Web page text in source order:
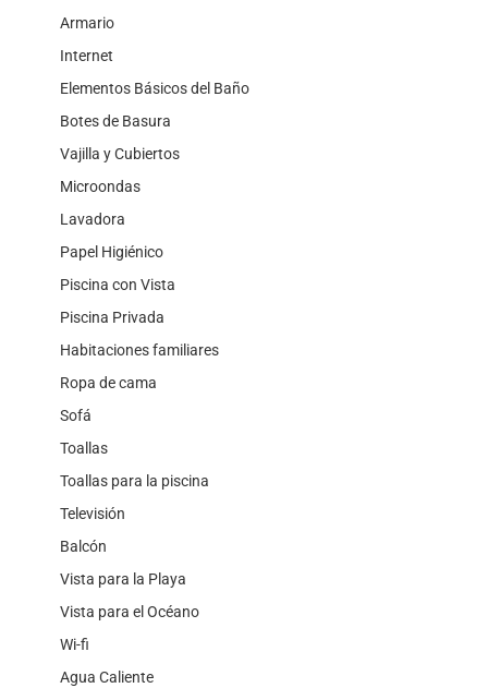
Armario
Internet
Elementos Básicos del Baño
Botes de Basura
Vajilla y Cubiertos
Microondas
Lavadora
Papel Higiénico
Piscina con Vista
Piscina Privada
Habitaciones familiares
Ropa de cama
Sofá
Toallas
Toallas para la piscina
Televisión
Balcón
Vista para la Playa
Vista para el Océano
Wi-fi
Agua Caliente